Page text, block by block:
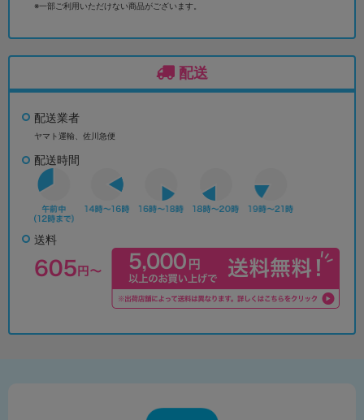
※一部ご利用いただけない商品がございます。
配送
配送業者
ヤマト運輸、佐川急便
配送時間
送料